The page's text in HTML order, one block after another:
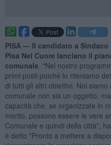
PISA — Il candidato a
Pisa Nel Cuore lanciano il
comunale . "Nel nostro
primi posti poiché lo riteniamo
di tutti gli altri obiettivi. Noi
comunale non sia un oggetto,
capacità che, se organizzate in
merito, possono essere le vere
Comunale e quindi della città",
è detto "Pronto a mettere a